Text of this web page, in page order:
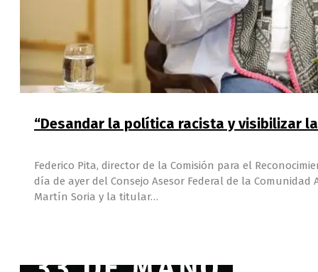
“Desandar la política racista y visibilizar
Federico Pita, director de la Comisión para el
día de ayer del Consejo Asesor Federal de la
Martín Soria y la titular…